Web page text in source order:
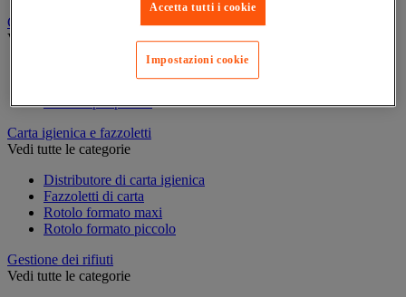
Carrello e secchio per pulizie
Vedi tutte le categorie
Accessori per carrello per pulizie
Secchio per pulizie
Carta igienica e fazzoletti
Vedi tutte le categorie
Distributore di carta igienica
Fazzoletti di carta
Rotolo formato maxi
Rotolo formato piccolo
Gestione dei rifiuti
Vedi tutte le categorie
Accetta tutti i cookie
Impostazioni cookie